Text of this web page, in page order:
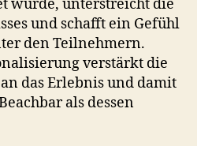
wurde, unterstreicht die
und schafft ein Gefühl
den Teilnehmern.
verstärkt die
das Erlebnis und damit
als dessen